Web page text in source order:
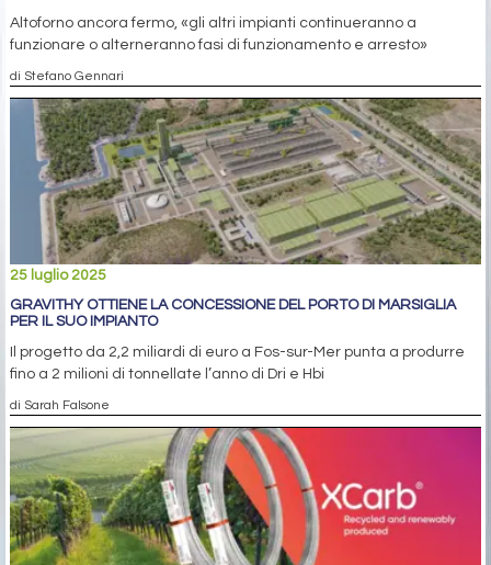
Altoforno ancora fermo, «gli altri impianti continueranno a
funzionare o alterneranno fasi di funzionamento e arresto»
di Stefano Gennari
25 luglio 2025
GRAVITHY OTTIENE LA CONCESSIONE DEL PORTO DI MARSIGLIA
PER IL SUO IMPIANTO
Il progetto da 2,2 miliardi di euro a Fos-sur-Mer punta a produrre
fino a 2 milioni di tonnellate l’anno di Dri e Hbi
di Sarah Falsone